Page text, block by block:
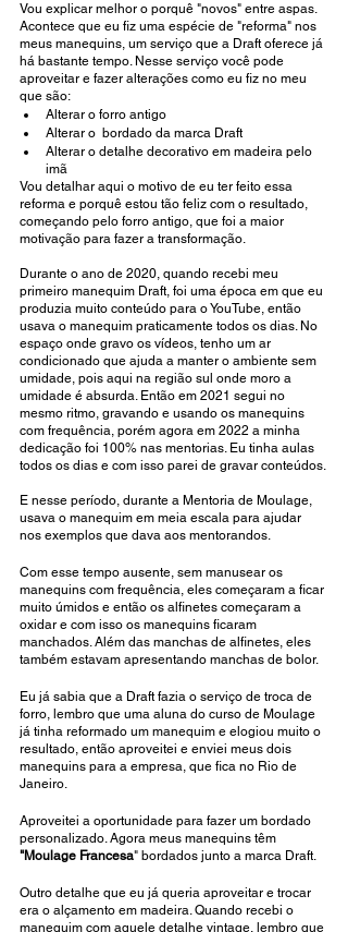
Vou explicar melhor o porquê "novos" entre aspas.
Acontece que eu fiz uma espécie de "reforma" nos
meus manequins, um serviço que a Draft oferece já
há bastante tempo. Nesse serviço você pode
aproveitar e fazer alterações como eu fiz no meu
que são:
Alterar o forro antigo
Alterar o  bordado da marca Draft
Alterar o detalhe decorativo em madeira pelo
imã
Vou detalhar aqui o motivo de eu ter feito essa
reforma e porquê estou tão feliz com o resultado,
começando pelo forro antigo, que foi a maior
motivação para fazer a transformação.
Durante o ano de 2020, quando recebi meu
primeiro manequim Draft, foi uma época em que eu
produzia muito conteúdo para o YouTube, então
usava o manequim praticamente todos os dias. No
espaço onde gravo os vídeos, tenho um ar
condicionado que ajuda a manter o ambiente sem
umidade, pois aqui na região sul onde moro a
umidade é absurda. Então em 2021 segui no
mesmo ritmo, gravando e usando os manequins
com frequência, porém agora em 2022 a minha
dedicação foi 100% nas mentorias. Eu tinha aulas
todos os dias e com isso parei de gravar conteúdos.
E nesse período, durante a Mentoria de Moulage,
usava o manequim em meia escala para ajudar
nos exemplos que dava aos mentorandos.
Com esse tempo ausente, sem manusear os
manequins com frequência, eles começaram a ficar
muito úmidos e então os alfinetes começaram a
oxidar e com isso os manequins ficaram
manchados. Além das manchas de alfinetes, eles
também estavam apresentando manchas de bolor.
Eu já sabia que a Draft fazia o serviço de troca de
forro, lembro que uma aluna do curso de Moulage
já tinha reformado um manequim e elogiou muito o
resultado, então aproveitei e enviei meus dois
manequins para a empresa, que fica no Rio de
Janeiro.
Aproveitei a oportunidade para fazer um bordado
personalizado. Agora meus manequins têm
"Moulage Francesa" bordados junto a marca Draft.
Outro detalhe que eu já queria aproveitar e trocar
era o alçamento em madeira. Quando recebi o
manequim com aquele detalhe vintage, lembro que